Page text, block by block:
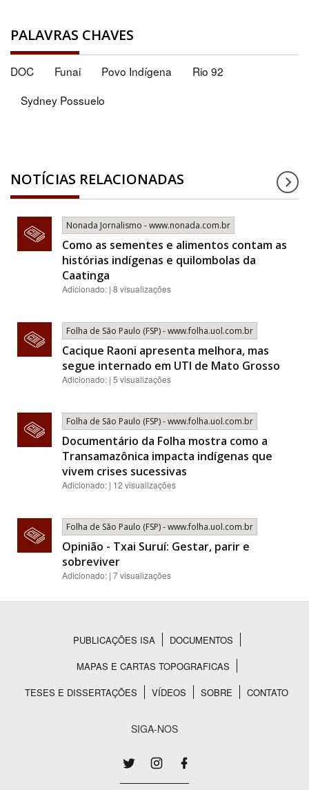
PALAVRAS CHAVES
DOC Funai Povo Indígena
Rio 92
Sydney Possuelo
NOTÍCIAS RELACIONADAS
Nonada Jornalismo - www.nonada.com.br
Como as sementes e alimentos contam as
histórias indígenas e quilombolas da
Caatinga
Adicionado: | 8 visualizações
Folha de São Paulo (FSP) - www.folha.uol.com.br
Cacique Raoni apresenta melhora, mas
segue internado em UTI de Mato Grosso
Adicionado: | 5 visualizações
Folha de São Paulo (FSP) - www.folha.uol.com.br
Documentário da Folha mostra como a
Transamazônica impacta indígenas que
vivem crises sucessivas
Adicionado: | 12 visualizações
Folha de São Paulo (FSP) - www.folha.uol.com.br
Opinião - Txai Suruí: Gestar, parir e
sobreviver
Adicionado: | 7 visualizações
Rodapé
PUBLICAÇÕES ISA
DOCUMENTOS
MAPAS E CARTAS TOPOGRAFICAS
TESES E DISSERTAÇÕES
VÍDEOS SOBRE CONTATO
SIGA-NOS